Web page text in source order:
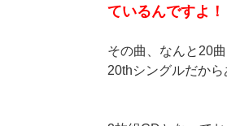
ているんですよ！
その曲、なんと20曲
20thシングルだか